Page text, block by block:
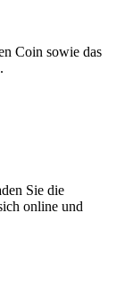
Coin sowie das
Sie die
online und